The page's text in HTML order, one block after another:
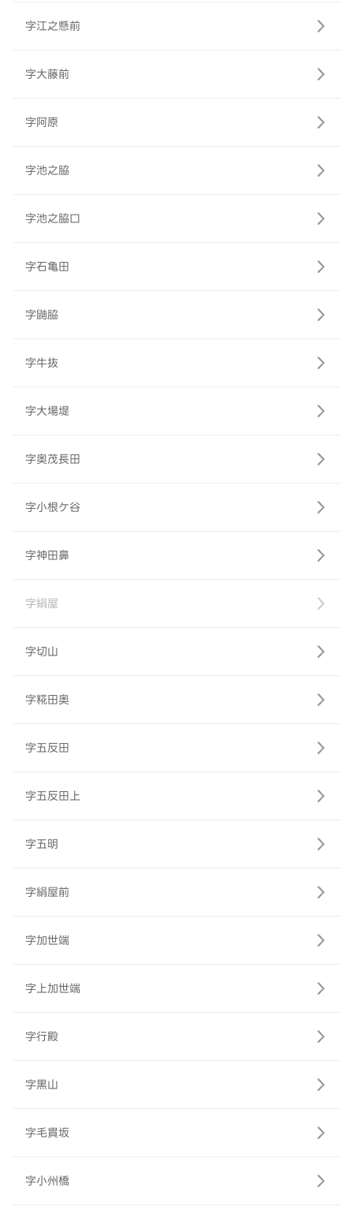
字江之懸前
字大藤前
字阿原
字池之脇
字池之脇口
字石亀田
字鼬脇
字牛抜
字大場堤
字奥茂長田
字小根ケ谷
字神田鼻
字絹屋
字切山
字糀田奥
字五反田
字五反田上
字五明
字絹屋前
字加世端
字上加世端
字行殿
字黒山
字毛貫坂
字小州橋